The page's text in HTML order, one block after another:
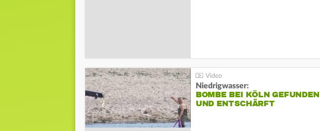
Niedrigwasser:
BOMBE BEI KÖLN GEFUNDEN
UND ENTSCHÄRFT